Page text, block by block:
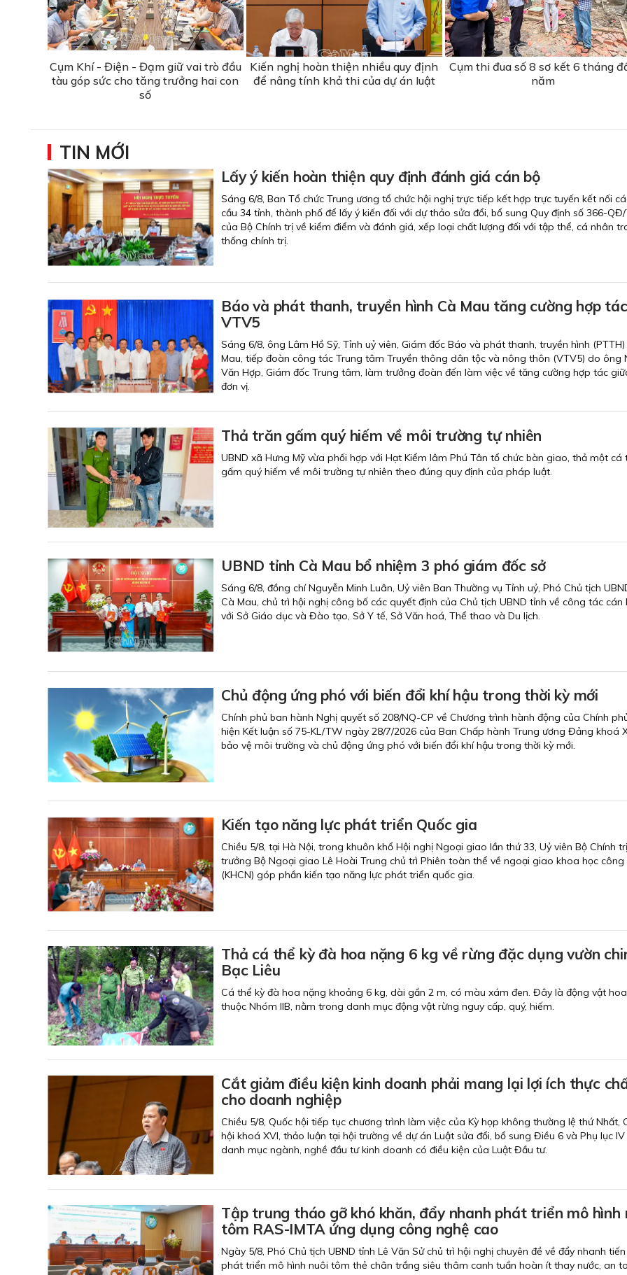
Cụm Khí - Điện - Đạm giữ vai trò đầu
tàu góp sức cho tăng trưởng hai con
số
Kiến nghị hoàn thiện nhiều quy định
để nâng tính khả thi của dự án luật
Cụm thi đua số 8 sơ kết 6 tháng
năm
TIN MỚI
Lấy ý kiến hoàn thiện quy định đánh giá cán bộ
Sáng 6/8, Ban Tổ chức Trung ương tổ chức hội nghị trực tiếp kết hợp trực tuyến kết nối
cầu 34 tỉnh, thành phố để lấy ý kiến đối với dự thảo sửa đổi, bổ sung Quy định số 366-
của Bộ Chính trị về kiểm điểm và đánh giá, xếp loại chất lượng đối với tập thể, cá nhân
thống chính trị.
Báo và phát thanh, truyền hình Cà Mau tăng cường hợp
VTV5
Sáng 6/8, ông Lâm Hồ Sỹ, Tỉnh uỷ viên, Giám đốc Báo và phát thanh, truyền hình
Mau, tiếp đoàn công tác Trung tâm Truyền thông dân tộc và nông thôn (VTV5) do ông
Văn Hợp, Giám đốc Trung tâm, làm trưởng đoàn đến làm việc về tăng cường hợp tác
đơn vị.
Thả trăn gấm quý hiếm về môi trường tự nhiên
UBND xã Hưng Mỹ vừa phối hợp với Hạt Kiểm lâm Phú Tân tổ chức bàn giao, thả một cá
gấm quý hiếm về môi trường tự nhiên theo đúng quy định của pháp luật.
UBND tỉnh Cà Mau bổ nhiệm 3 phó giám đốc sở
Sáng 6/8, đồng chí Nguyễn Minh Luân, Uỷ viên Ban Thường vụ Tỉnh uỷ, Phó Chủ tịch
Cà Mau, chủ trì hội nghị công bố các quyết định của Chủ tịch UBND tỉnh về công tác cán
với Sở Giáo dục và Đào tạo, Sở Y tế, Sở Văn hoá, Thể thao và Du lịch.
Chủ động ứng phó với biến đổi khí hậu trong thời kỳ mới
Chính phủ ban hành Nghị quyết số 208/NQ-CP về Chương trình hành động của Chính
hiện Kết luận số 75-KL/TW ngày 28/7/2026 của Ban Chấp hành Trung ương Đảng khoá
bảo vệ môi trường và chủ động ứng phó với biến đổi khí hậu trong thời kỳ mới.
Kiến tạo năng lực phát triển Quốc gia
Chiều 5/8, tại Hà Nội, trong khuôn khổ Hội nghị Ngoại giao lần thứ 33, Uỷ viên Bộ Chính
trưởng Bộ Ngoại giao Lê Hoài Trung chủ trì Phiên toàn thể về ngoại giao khoa học công
(KHCN) góp phần kiến tạo năng lực phát triển quốc gia.
Thả cá thể kỳ đà hoa nặng 6 kg về rừng đặc dụng vườn
Bạc Liêu
Cá thể kỳ đà hoa nặng khoảng 6 kg, dài gần 2 m, có màu xám đen. Đây là động vật
thuộc Nhóm IIB, nằm trong danh mục động vật rừng nguy cấp, quý, hiếm.
Cắt giảm điều kiện kinh doanh phải mang lại lợi ích thực
cho doanh nghiệp
Chiều 5/8, Quốc hội tiếp tục chương trình làm việc của Kỳ họp không thường lệ thứ Nhất,
hội khoá XVI, thảo luận tại hội trường về dự án Luật sửa đổi, bổ sung Điều 6 và Phụ lục IV
danh mục ngành, nghề đầu tư kinh doanh có điều kiện của Luật Đầu tư.
Tập trung tháo gỡ khó khăn, đẩy nhanh phát triển mô hình
tôm RAS-IMTA ứng dụng công nghệ cao
Ngày 5/8, Phó Chủ tịch UBND tỉnh Lê Văn Sử chủ trì hội nghị chuyên đề về đẩy nhanh
phát triển mô hình nuôi tôm thẻ chân trắng siêu thâm canh tuần hoàn ít thay nước, an